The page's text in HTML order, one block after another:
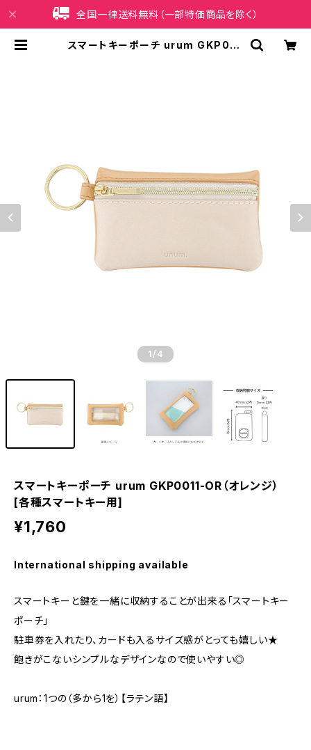
全国一律送料無料（一部特価商品を除く）
スマートキーポーチ urum GKP001
1 /4
スマートキーポーチ urum GKP0011-OR（オレンジ）
[各種スマートキー用]
¥1,760
International shipping available
スマートキーと鍵を一緒に収納することが出来る「スマートキー
ポーチ」
駐車券を入れたり、カードも入るサイズ感がとっても嬉しい★
飽きがこないシンプルなデザインなので使いやすい◎
urum：1つの（多から1を）【ラテン語】